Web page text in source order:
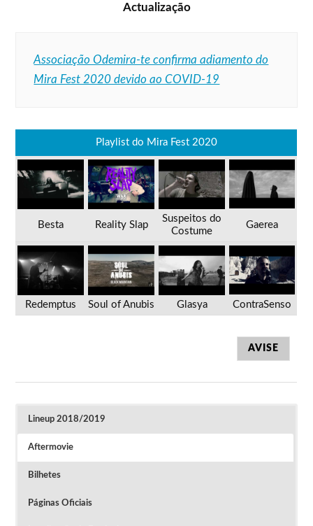
Actualização
Associação Odemira-te confirma adiamento do
Mira Fest 2020 devido ao COVID-19
Playlist do Mira Fest 2020
Besta Reality Slap
Suspeitos do
Costume
Gaerea
Redemptus Soul of Anubis Glasya ContraSenso
AVISE
Lineup 2018/2019
Aftermovie
Bilhetes
Páginas Oficiais